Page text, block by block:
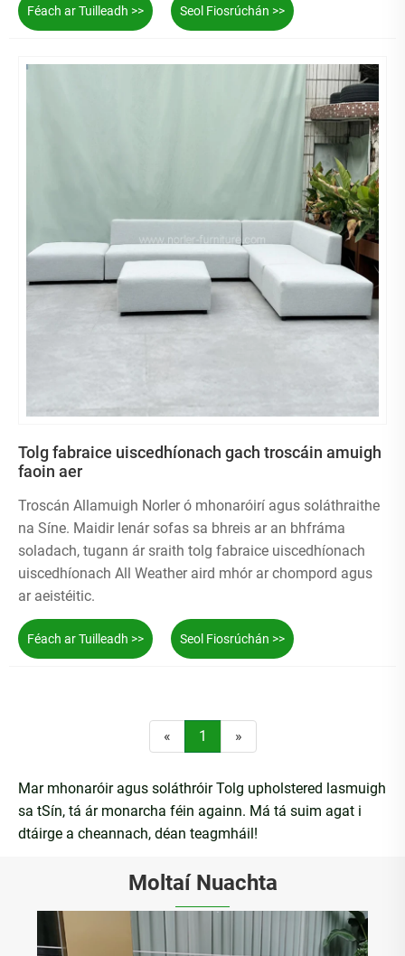
Féach ar Tuilleadh >> Seol Fiosrúchán >>
Tolg fabraice uiscedhíonach gach troscáin amuigh
faoin aer
Troscán Allamuigh Norler ó mhonaróirí agus soláthraithe
na Síne. Maidir lenár sofas sa bhreis ar an bhfráma
soladach, tugann ár sraith tolg fabraice uiscedhíonach
uiscedhíonach All Weather aird mhór ar chompord agus
ar aeistéitic.
Féach ar Tuilleadh >> Seol Fiosrúchán >>
« 1 »
Mar mhonaróir agus soláthróir Tolg upholstered lasmuigh
sa tSín, tá ár monarcha féin againn. Má tá suim agat i
dtáirge a cheannach, déan teagmháil!
Moltaí Nuachta